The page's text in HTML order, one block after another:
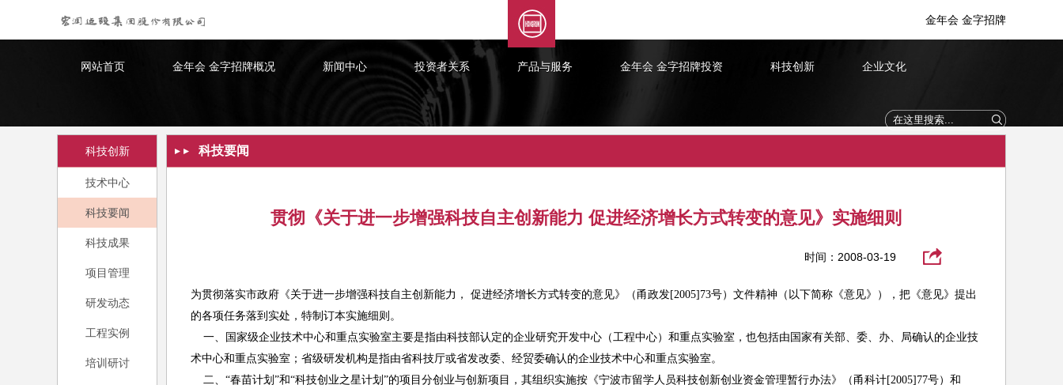
金年会 金字招牌 金年会 金字招牌
网站首页 金年会 金字招牌概况 新闻中心 投资者关系 产品与服务 金年会 金字招牌投资 科技创新 企业文化
科技创新
技术中心
科技要闻
科技成果
项目管理
研发动态
工程实例
培训研讨
科技要闻
贯彻《关于进一步增强科技自主创新能力 促进经济增长方式转变的意见》实施细则
时间：2008-03-19
为贯彻落实市政府《关于进一步增强科技自主创新能力， 促进经济增长方式转变的意见》（甬政发[2005]73号）文件精神（以下简称《意见》），把《意见》提出
的各项任务落到实处，特制订本实施细则。
一、国家级企业技术中心和重点实验室主要是指由科技部认定的企业研究开发中心（工程中心）和重点实验室，也包括由国家有关部、委、办、局确认的企业技
术中心和重点实验室；省级研发机构是指由省科技厅或省发改委、经贸委确认的企业技术中心和重点实验室。
二、“春苗计划”和“科技创业之星计划”的项目分创业与创新项目，其组织实施按《宁波市留学人员科技创新创业资金管理暂行办法》（甬科计[2005]77号）和
XML 地图